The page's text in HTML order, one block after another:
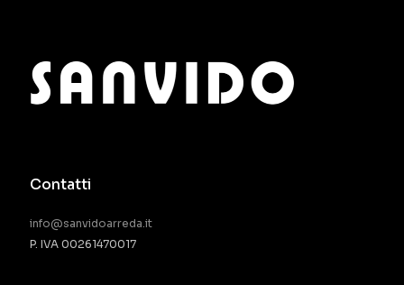
Contatti
info@sanvidoarreda.it
P. IVA 00261470017